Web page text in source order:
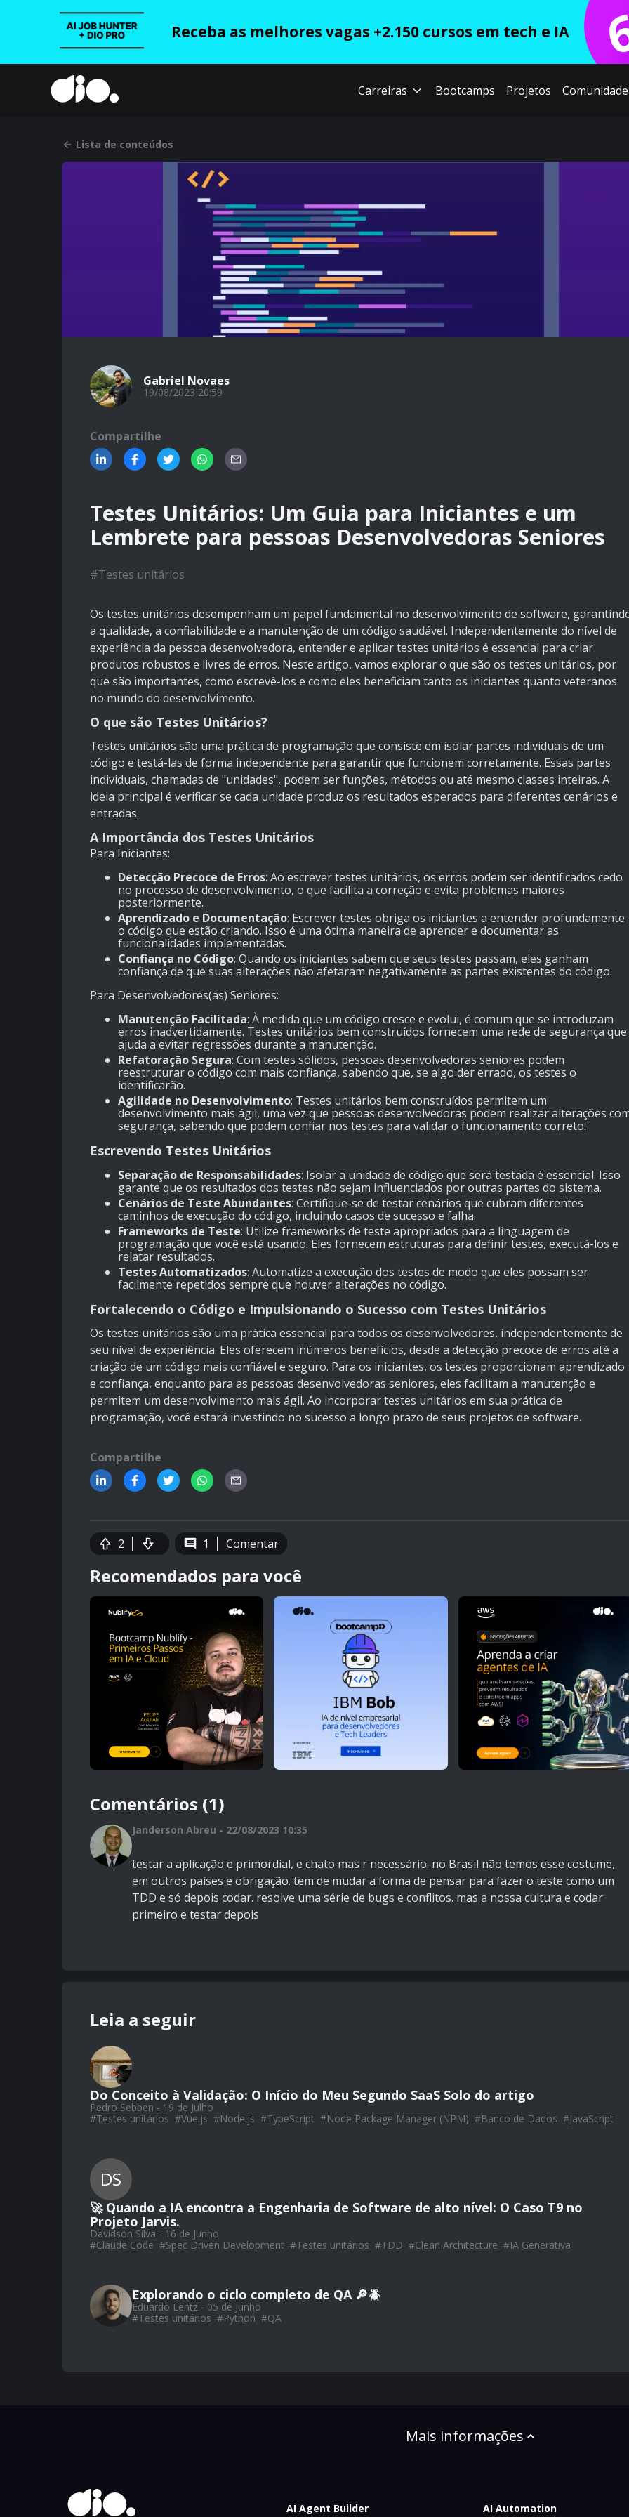
Receba as melhores vagas +2.150 cursos em tech e IA
Carreiras Bootcamps Projetos Comunidade
Lista de conteúdos
Gabriel Novaes
19/08/2023 20:59
Compartilhe
Testes Unitários: Um Guia para Iniciantes e um
Lembrete para pessoas Desenvolvedoras Seniores
#Testes unitários
Os testes unitários desempenham um papel fundamental no desenvolvimento de software,
a qualidade, a confiabilidade e a manutenção de um código saudável. Independentemente do nível de
experiência da pessoa desenvolvedora, entender e aplicar testes unitários é essencial para criar
produtos robustos e livres de erros. Neste artigo, vamos explorar o que são os testes unitários, por
que são importantes, como escrevê-los e como eles beneficiam tanto os iniciantes quanto veteranos
no mundo do desenvolvimento.
O que são Testes Unitários?
Testes unitários são uma prática de programação que consiste em isolar partes individuais de um
código e testá-las de forma independente para garantir que funcionem corretamente. Essas partes
individuais, chamadas de "unidades", podem ser funções, métodos ou até mesmo classes inteiras. A
ideia principal é verificar se cada unidade produz os resultados esperados para diferentes cenários e
entradas.
A Importância dos Testes Unitários
Para Iniciantes:
Detecção Precoce de Erros: Ao escrever testes unitários, os erros podem ser identificados cedo
no processo de desenvolvimento, o que facilita a correção e evita problemas maiores
posteriormente.
Aprendizado e Documentação: Escrever testes obriga os iniciantes a entender profundamente
o código que estão criando. Isso é uma ótima maneira de aprender e documentar as
funcionalidades implementadas.
Confiança no Código: Quando os iniciantes sabem que seus testes passam, eles ganham
confiança de que suas alterações não afetaram negativamente as partes existentes do código.
Para Desenvolvedores(as) Seniores:
Manutenção Facilitada: À medida que um código cresce e evolui, é comum que se introduzam
erros inadvertidamente. Testes unitários bem construídos fornecem uma rede de segurança que
ajuda a evitar regressões durante a manutenção.
Refatoração Segura: Com testes sólidos, pessoas desenvolvedoras seniores podem
reestruturar o código com mais confiança, sabendo que, se algo der errado, os testes o
identificarão.
Agilidade no Desenvolvimento: Testes unitários bem construídos permitem um
desenvolvimento mais ágil, uma vez que pessoas desenvolvedoras podem realizar alterações
segurança, sabendo que podem confiar nos testes para validar o funcionamento correto.
Escrevendo Testes Unitários
Separação de Responsabilidades: Isolar a unidade de código que será testada é essencial. Isso
garante que os resultados dos testes não sejam influenciados por outras partes do sistema.
Cenários de Teste Abundantes: Certifique-se de testar cenários que cubram diferentes
caminhos de execução do código, incluindo casos de sucesso e falha.
Frameworks de Teste: Utilize frameworks de teste apropriados para a linguagem de
programação que você está usando. Eles fornecem estruturas para definir testes, executá-los e
relatar resultados.
Testes Automatizados: Automatize a execução dos testes de modo que eles possam ser
facilmente repetidos sempre que houver alterações no código.
Fortalecendo o Código e Impulsionando o Sucesso com Testes Unitários
Os testes unitários são uma prática essencial para todos os desenvolvedores, independentemente de
seu nível de experiência. Eles oferecem inúmeros benefícios, desde a detecção precoce de erros até a
criação de um código mais confiável e seguro. Para os iniciantes, os testes proporcionam aprendizado
e confiança, enquanto para as pessoas desenvolvedoras seniores, eles facilitam a manutenção e
permitem um desenvolvimento mais ágil. Ao incorporar testes unitários em sua prática de
programação, você estará investindo no sucesso a longo prazo de seus projetos de software.
Compartilhe
2 1 Comentar
Recomendados para você
Comentários (1)
Janderson Abreu - 22/08/2023 10:35
testar a aplicação e primordial, e chato mas r necessário. no Brasil não temos esse costume,
em outros países e obrigação. tem de mudar a forma de pensar para fazer o teste como um
TDD e só depois codar. resolve uma série de bugs e conflitos. mas a nossa cultura e codar
primeiro e testar depois
Leia a seguir
Do Conceito à Validação: O Início do Meu Segundo SaaS Solo do artigo
Pedro Sebben - 19 de Julho
#Testes unitários #Vue.js #Node.js #TypeScript #Node Package Manager (NPM) #Banco de Dados #JavaScript
DS
🚀 Quando a IA encontra a Engenharia de Software de alto nível: O Caso T9 no
Projeto Jarvis.
Davidson Silva - 16 de Junho
#Claude Code #Spec Driven Development #Testes unitários #TDD #Clean Architecture #IA Generativa
Explorando o ciclo completo de QA 🔎🪲
Eduardo Lentz - 05 de Junho
#Testes unitários #Python #QA
Mais informações
AI Agent Builder AI Automation